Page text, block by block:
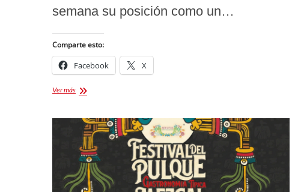
semana su posición como un…
Comparte esto:
Facebook X
Ver másFestival
Cerveza
Tlaxcala
2026:
Una
increíble
8va
edición